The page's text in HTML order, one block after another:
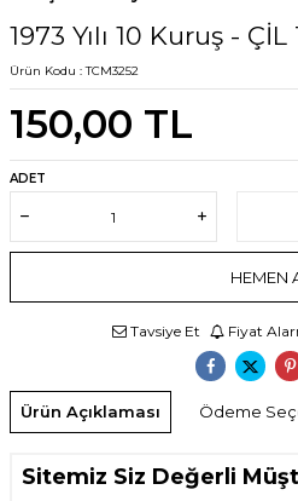
1973 Yılı 10 Kuruş -
Ürün Kodu :TCM3252
150,00 TL
ADET
HEMEN
Tavsiye Et Fiyat
Ürün Açıklaması Ödeme
Sitemiz Siz Değerli